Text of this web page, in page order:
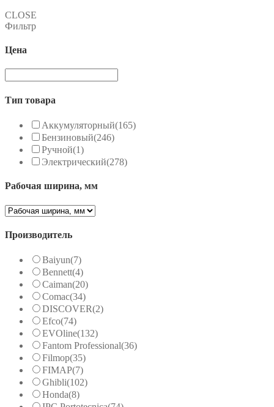
CLOSE
Фильтр
Цена
Тип товара
Аккумуляторный(165)
Бензиновый(246)
Ручной(1)
Электрический(278)
Рабочая ширина, мм
Производитель
Baiyun(7)
Bennett(4)
Caiman(20)
Comac(34)
DISCOVER(2)
Efco(74)
EVOline(132)
Fantom Professional(36)
Filmop(35)
FIMAP(7)
Ghibli(102)
Honda(8)